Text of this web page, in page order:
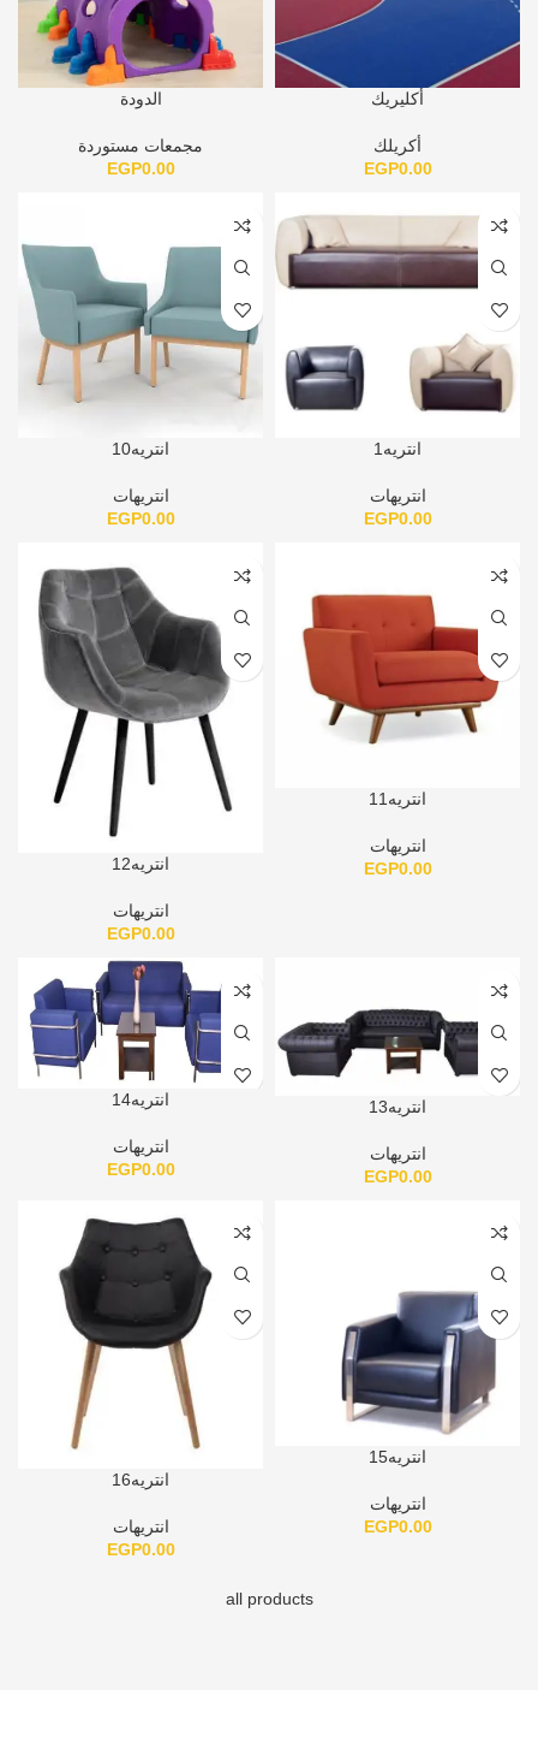
أكليريك
أكريلك
EGP0.00
الدودة
مجمعات مستوردة
EGP0.00
انتريه1
انتريهات
EGP0.00
انتريه10
انتريهات
EGP0.00
انتريه11
انتريهات
EGP0.00 انتريه12
انتريهات
EGP0.00
انتريه13
انتريهات
EGP0.00
انتريه14
انتريهات
EGP0.00
انتريه15
انتريهات
EGP0.00
انتريه16
انتريهات
EGP0.00
all products